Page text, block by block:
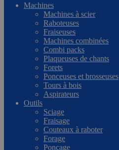
Machines
Machines à scier
Raboteuses
Fraiseuses
Machines combinées
Combi packs
Plaqueuses de chants
Forets
Ponceuses et brosseuses
Tours à bois
Aspirateurs
Outils
Sciage
Fraisage
Couteaux à raboter
Forage
Ponçage